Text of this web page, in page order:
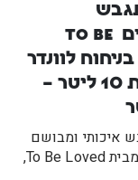
לחתולים To Be
Loved בניחוח לוונדר
– אריזת 10 ליטר –
איכותי ומבושם
לחתולים מבית To Be Loved,